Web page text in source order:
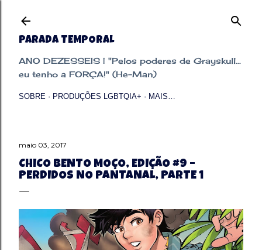
PARADA TEMPORAL
ANO DEZESSEIS | "Pelos poderes de Grayskull...
eu tenho a FORÇA!" (He-Man)
SOBRE PRODUÇÕES LGBTQIA+ MAIS…
maio 03, 2017
CHICO BENTO MOÇO, EDIÇÃO #9 –
PERDIDOS NO PANTANAL, PARTE 1